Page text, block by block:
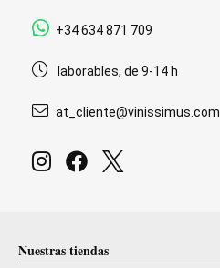
+34 634 871 709
laborables, de 9-14 h
at_cliente@vinissimus.com
Nuestras tiendas